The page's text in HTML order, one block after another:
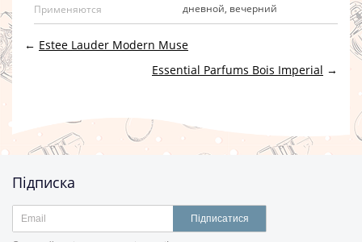
Применяются дневной, вечерний
← Estee Lauder Modern Muse
Essential Parfums Bois Imperial →
Підписка
Підписатися